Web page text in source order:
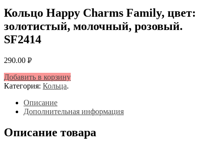
Кольцо Happy Charms Family, цвет:
золотистый, молочный, розовый.
SF2414
290.00 Р
Добавить в корзину
Категория: Кольца.
Описание
Дополнительная информация
Описание товара